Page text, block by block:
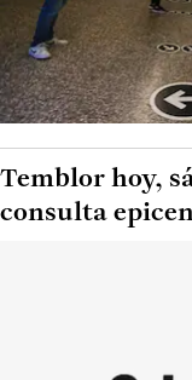
Temblor hoy,
consulta